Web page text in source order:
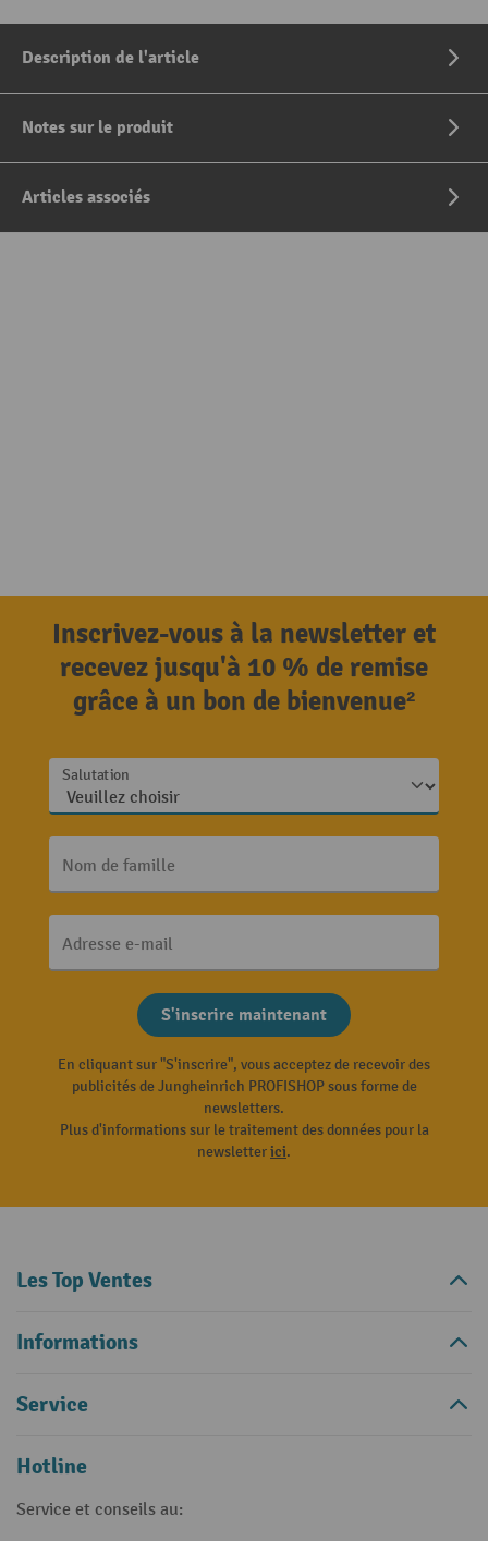
Description de l'article
Notes sur le produit
Articles associés
Inscrivez-vous à la newsletter et
recevez jusqu'à 10 % de remise
grâce à un bon de bienvenue²
Salutation
Nom de famille
Adresse e-mail
S'inscrire maintenant
En cliquant sur "S'inscrire", vous acceptez de recevoir des
publicités de Jungheinrich PROFISHOP sous forme de
newsletters.
Plus d'informations sur le traitement des données pour la
newsletterici.
Les Top Ventes
Informations
Service
Hotline
Service et conseils au: